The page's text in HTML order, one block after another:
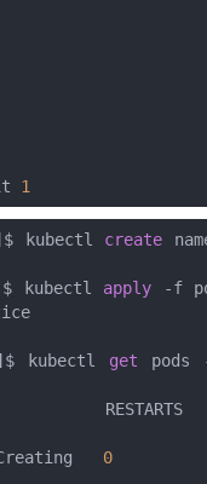
1
kubectl create
kubectl apply -f
kubectl get pods
RESTARTS
0